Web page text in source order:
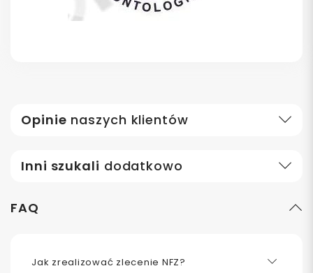
Opinie naszych klientów
Inni szukali dodatkowo
FAQ
Jak zrealizować zlecenie NFZ?